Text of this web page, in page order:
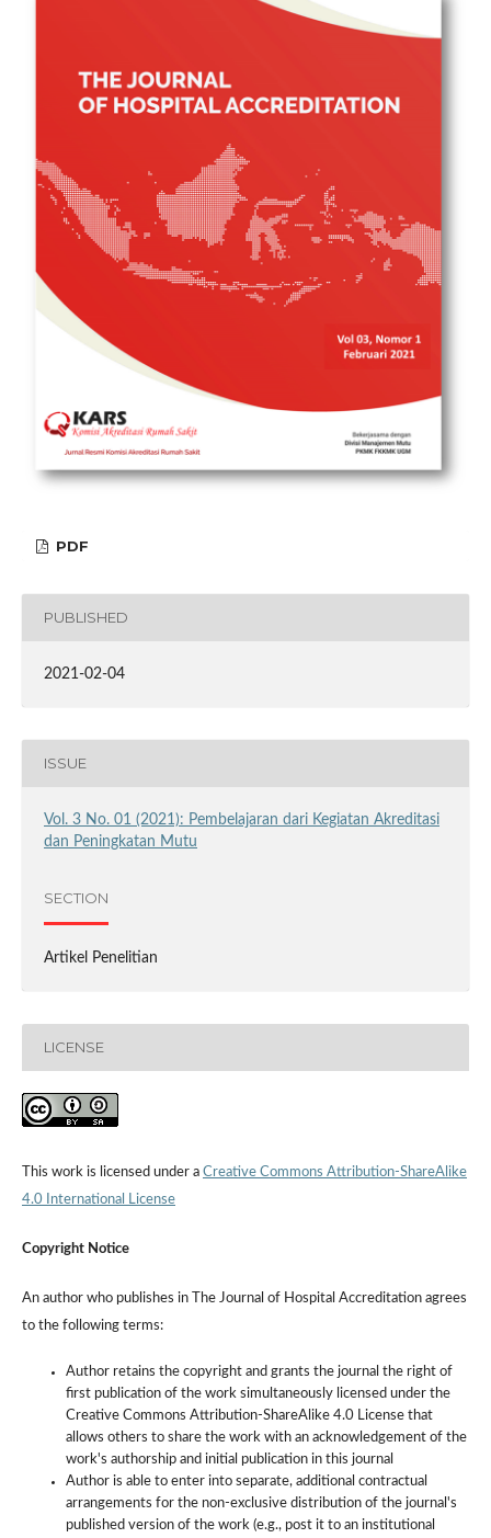
PDF
PUBLISHED
2021-02-04
ISSUE
Vol. 3 No. 01 (2021): Pembelajaran dari Kegiatan Akreditasi
dan Peningkatan Mutu
SECTION
Artikel Penelitian
LICENSE
This work is licensed under a Creative Commons Attribution-ShareAlike
4.0 International License
Copyright Notice
An author who publishes in The Journal of Hospital Accreditation agrees
to the following terms:
Author retains the copyright and grants the journal the right of
first publication of the work simultaneously licensed under the
Creative Commons Attribution-ShareAlike 4.0 License that
allows others to share the work with an acknowledgement of the
work's authorship and initial publication in this journal
Author is able to enter into separate, additional contractual
arrangements for the non-exclusive distribution of the journal's
published version of the work (e.g., post it to an institutional